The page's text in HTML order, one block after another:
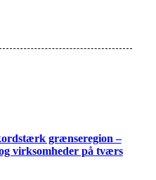
grænseregion –
virksomheder på tværs